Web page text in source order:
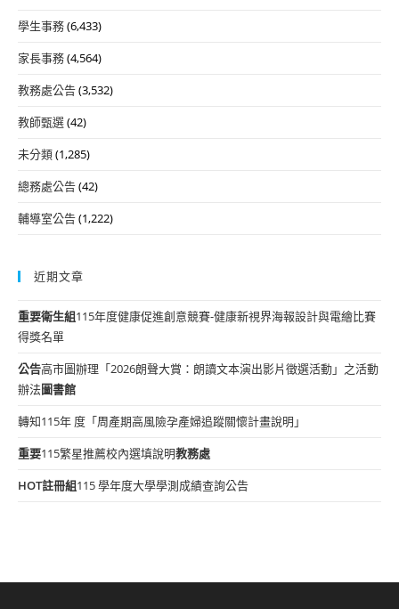
學生事務(6,433)
家長事務(4,564)
教務處公告(3,532)
教師甄選(42)
未分類(1,285)
總務處公告(42)
輔導室公告(1,222)
近期文章
重要衛生組115年度健康促進創意競賽-健康新視界海報設計與電繪比賽
得獎名單
公告高市圖辦理「2026朗聲大賞：朗讀文本演出影片徵選活動」之活動
辦法圖書館
轉知115年 度「周產期高風險孕產婦追蹤關懷計畫說明」
重要115繁星推薦校內選填說明教務處
HOT註冊組115 學年度大學學測成績查詢公告